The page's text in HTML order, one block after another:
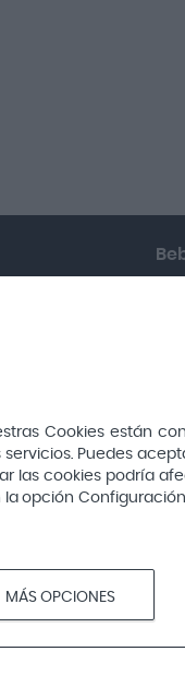
Cookies están
Puedes
las cookies podría
opción
MÁS OPCIONES